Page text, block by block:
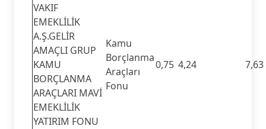
VAKIF
EMEKLİLİK
A.Ş.GELİR
AMAÇLI GRUP
KAMU
BORÇLANMA
ARAÇLARI MAVİ
EMEKLİLİK
YATIRIM FONU
Kamu
Borçlanma
Araçları
Fonu
0,75 4,24 7,63